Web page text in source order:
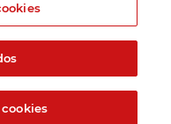
de privacidade
Created by